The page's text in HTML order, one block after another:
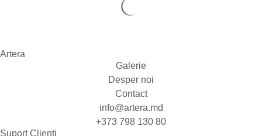
Artera
Galerie
Desper noi
Contact
info@artera.md
+373 798 130 80
Suport Clienți